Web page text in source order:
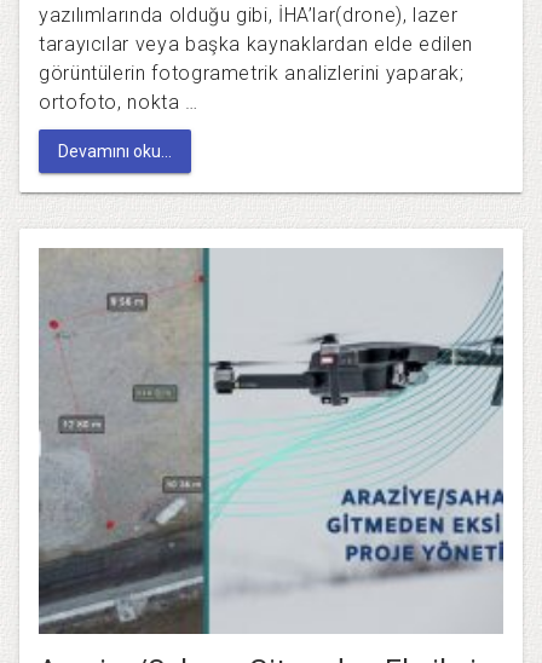
yazılımlarında olduğu gibi, İHA’lar(drone), lazer
tarayıcılar veya başka kaynaklardan elde edilen
görüntülerin fotogrametrik analizlerini yaparak;
ortofoto, nokta …
Devamını oku...